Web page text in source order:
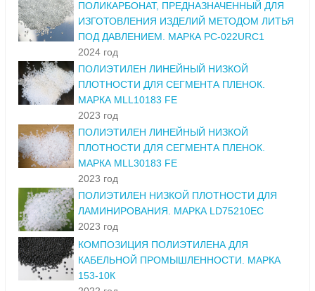
ПОЛИКАРБОНАТ, ПРЕДНАЗНАЧЕННЫЙ ДЛЯ
ИЗГОТОВЛЕНИЯ ИЗДЕЛИЙ МЕТОДОМ ЛИТЬЯ
ПОД ДАВЛЕНИЕМ. МАРКА PC-022URC1
2024 год
ПОЛИЭТИЛЕН ЛИНЕЙНЫЙ НИЗКОЙ
ПЛОТНОСТИ ДЛЯ СЕГМЕНТА ПЛЕНОК.
МАРКА MLL10183 FE
2023 год
ПОЛИЭТИЛЕН ЛИНЕЙНЫЙ НИЗКОЙ
ПЛОТНОСТИ ДЛЯ СЕГМЕНТА ПЛЕНОК.
МАРКА MLL30183 FE
2023 год
ПОЛИЭТИЛЕН НИЗКОЙ ПЛОТНОСТИ ДЛЯ
ЛАМИНИРОВАНИЯ. МАРКА LD75210EC
2023 год
КОМПОЗИЦИЯ ПОЛИЭТИЛЕНА ДЛЯ
КАБЕЛЬНОЙ ПРОМЫШЛЕННОСТИ. МАРКА
153-10К